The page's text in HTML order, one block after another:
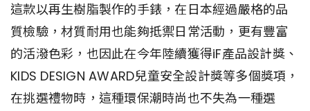
這款以再生樹脂製作的手錶，在日本經過嚴格的品
質檢驗，材質耐用也能夠抵禦日常活動，更有豐富
的活潑色彩，也因此在今年陸續獲得iF產品設計獎、
KIDS DESIGN AWARD兒童安全設計獎等多個獎項，
在挑選禮物時，這種環保潮時尚也不失為一種選